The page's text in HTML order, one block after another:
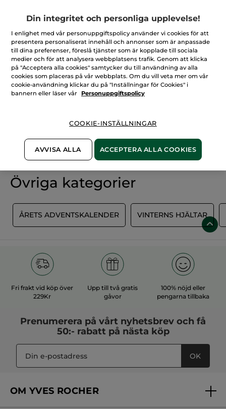
ingredienser
Övriga kategorier
ÅRETS ADVENTSKALENDER VINTERNS HJÄLTAR
Fri frakt vid köp över
229Kr
Upp till två gratis
gåvor
100% nöjd eller
pengarna tillbaka
Prenumerera på vårt nyhetsbrev och få
50:- rabatt på nästa köp
OK
OM YVES ROCHER
Din integritet och personliga upplevelse!
I enlighet med vår personuppgiftspolicy använder vi cookies för att
presentera personaliserat innehåll och annonser som är anpassade
till dina preferenser, föreslå tjänster som är kopplade till sociala
medier och för att analysera webbplatsens trafik. Genom att klicka
på "Acceptera alla cookies" samtycker du till användning av alla
cookies som placeras på vår webbplats. Om du vill veta mer om vår
cookie-användning klickar du på "Inställningar för Cookies" i
bannern eller läser vår
Personuppgiftspolicy
COOKIE-INSTÄLLNINGAR
AVVISA ALLA ACCEPTERA ALLA COOKIES